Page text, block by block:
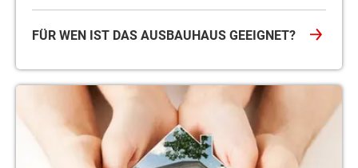
FÜR WEN IST DAS AUSBAUHAUS GEEIGNET?
Die Sicherheit beim Town & Country Ausbauhaus